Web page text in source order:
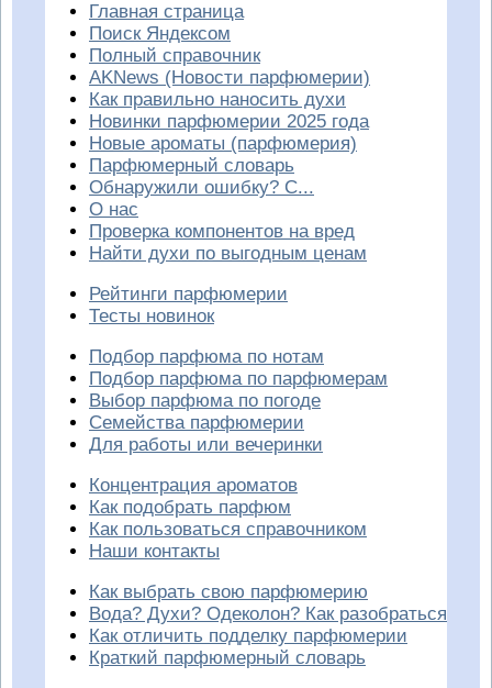
Главная страница
Поиск Яндексом
Полный справочник
AKNews (Новости парфюмерии)
Как правильно наносить духи
Новинки парфюмерии 2025 года
Новые ароматы (парфюмерия)
Парфюмерный словарь
Обнаружили ошибку? С...
О нас
Проверка компонентов на вред
Найти духи по выгодным ценам
Рейтинги парфюмерии
Тесты новинок
Подбор парфюма по нотам
Подбор парфюма по парфюмерам
Выбор парфюма по погоде
Семейства парфюмерии
Для работы или вечеринки
Концентрация ароматов
Как подобрать парфюм
Как пользоваться справочником
Наши контакты
Как выбрать свою парфюмерию
Вода? Духи? Одеколон? Как разобраться
Как отличить подделку парфюмерии
Краткий парфюмерный словарь